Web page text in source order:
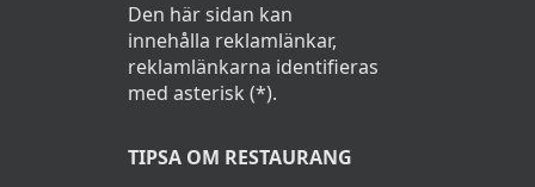
Den här sidan kan
innehålla reklamlänkar,
reklamlänkarna identifieras
med asterisk (*).
TIPSA OM RESTAURANG